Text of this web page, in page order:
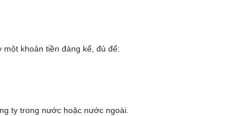
khoản tiền đáng kể, đủ để:
ty trong nước hoặc nước ngoài.